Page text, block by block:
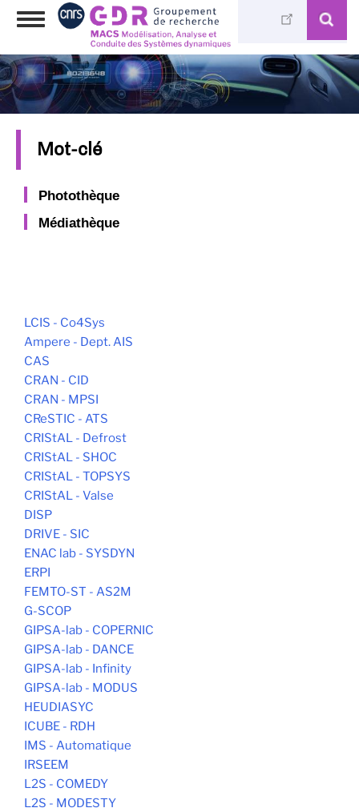
Skip
content
Toggle
Mot-clé
Photothèque
Médiathèque
LCIS - Co4Sys
Ampere - Dept. AIS
CAS
CRAN - CID
CRAN - MPSI
CReSTIC - ATS
CRIStAL - Defrost
CRIStAL - SHOC
CRIStAL - TOPSYS
CRIStAL - Valse
DISP
DRIVE - SIC
ENAC lab - SYSDYN
ERPI
FEMTO-ST - AS2M
G-SCOP
GIPSA-lab - COPERNIC
GIPSA-lab - DANCE
GIPSA-lab - Infinity
GIPSA-lab - MODUS
HEUDIASYC
ICUBE - RDH
IMS - Automatique
IRSEEM
L2S - COMEDY
L2S - MODESTY